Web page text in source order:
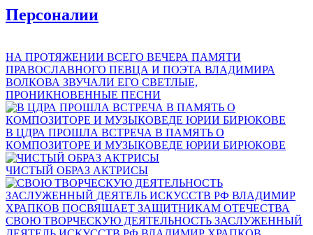
Персоналии
НА ПРОТЯЖЕНИИ ВСЕГО ВЕЧЕРА ПАМЯТИ
ПРАВОСЛАВНОГО ПЕВЦА И ПОЭТА ВЛАДИМИРА
ВОЛКОВА ЗВУЧАЛИ ЕГО СВЕТЛЫЕ,
ПРОНИКНОВЕННЫЕ ПЕСНИ
В ЦДРА ПРОШЛА ВСТРЕЧА В ПАМЯТЬ О
КОМПОЗИТОРЕ И МУЗЫКОВЕДЕ ЮРИИ БИРЮКОВЕ
ЧИСТЫЙ ОБРАЗ АКТРИСЫ
СВОЮ ТВОРЧЕСКУЮ ДЕЯТЕЛЬНОСТЬ ЗАСЛУЖЕННЫЙ